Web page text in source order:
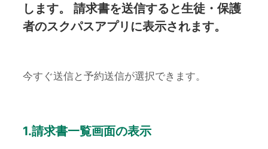
します。 請求書を送信すると生徒・保護
者のスクパスアプリに表示されます。
今すぐ送信と予約送信が選択できます。
1.請求書一覧画面の表示